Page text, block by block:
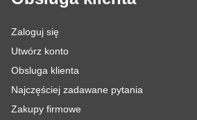
Zaloguj się
Utwórz konto
Obsluga klienta
Najczęściej zadawane pytania
Zakupy firmowe